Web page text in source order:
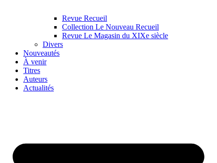
Revue Recueil
Collection Le Nouveau Recueil
Revue Le Magasin du XIXe siècle
Divers
Nouveautés
À venir
Titres
Auteurs
Actualités